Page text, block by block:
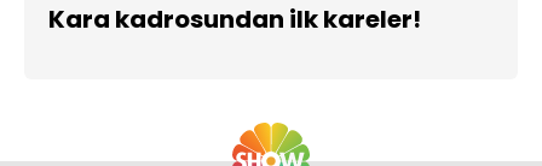
Kara kadrosundan ilk kareler!